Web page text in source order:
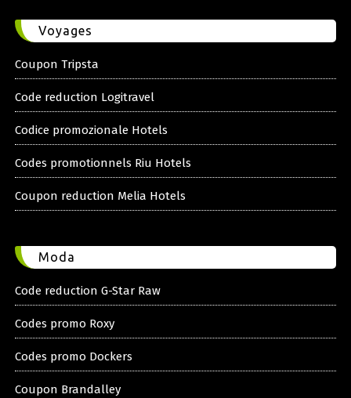
Voyages
Coupon Tripsta
Code reduction Logitravel
Codice promozionale Hotels
Codes promotionnels Riu Hotels
Coupon reduction Melia Hotels
Moda
Code reduction G-Star Raw
Codes promo Roxy
Codes promo Dockers
Coupon Brandalley